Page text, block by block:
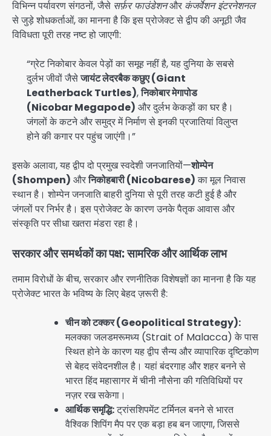
विभिन्न पर्यावरण संगठनों, जैसे सर्फ़र फाउंडेशनऔर कंजर्वेशन इंटरनेशनल
से जुड़े शोधकर्ताओं, का मानना है कि इस प्रोजेक्ट से द्वीप की अनूठी जैव
विविधता पूरी तरह नष्ट हो जाएगी:
“ग्रेट निकोबार केवल पेड़ों का समूह नहीं है, यह दुनिया के सबसे
दुर्लभ जीवों जैसेजायंट लेदरबैक कछुए (Giant
Leatherback Turtles),निकोबार मेगापोड
(Nicobar Megapode) और दुर्लभ केकड़ों का घर है।
जंगलों के कटने और समुद्र में निर्माण से इनकी प्रजातियां विलुप्त
होने की कगार पर पहुंच जाएंगी।”
इसके अलावा, यह द्वीप दो प्रमुख स्वदेशी जनजातियों—शोम्पेन
(Shompen) औरनिकोहबारी (Nicobarese)का मूल निवास
स्थान है। शोम्पेन जनजाति बाहरी दुनिया से पूरी तरह कटी हुई है और
जंगलों पर निर्भर है। इस प्रोजेक्ट के कारण उनके पैतृक आवास और
संस्कृति पर सीधा खतरा मंडरा रहा है।
सरकार और समर्थकों का पक्ष: सामरिक और आर्थिक लाभ
तमाम विरोधों के बीच, सरकार और रणनीतिक विशेषज्ञों का मानना है कि यह
प्रोजेक्ट भारत के भविष्य के लिए बेहद ज़रूरी है:
चीन को टक्कर (Geopolitical Strategy):
मलक्का जलडमरूमध्य (Strait of Malacca) के पास
स्थित होने के कारण यह द्वीप सैन्य और व्यापारिक दृष्टिकोण
से बेहद संवेदनशील है। यहां बंदरगाह और शहर बनने से
भारत हिंद महासागर में चीनी नौसेना की गतिविधियों पर
नज़र रख सकेगा।
आर्थिक समृद्धि:ट्रांसशिपमेंट टर्मिनल बनने से भारत
वैश्विक शिपिंग मैप पर एक बड़ा हब बन जाएगा, जिससे